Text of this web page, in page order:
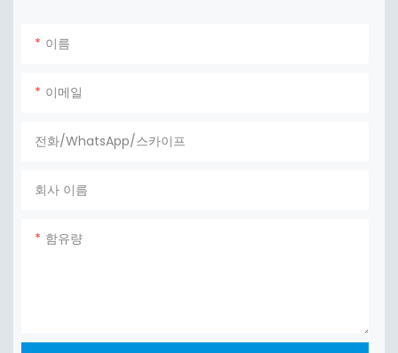
이름
이메일
전화/WhatsApp/스카이프
회사 이름
함유량